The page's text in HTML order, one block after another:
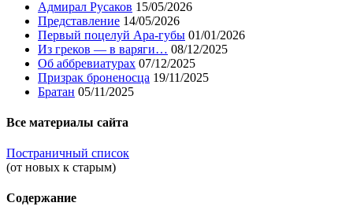
Адмирал Русаков 15/05/2026
Представление 14/05/2026
Первый поцелуй Ара-губы 01/01/2026
Из греков — в варяги… 08/12/2025
Об аббревиатурах 07/12/2025
Призрак броненосца 19/11/2025
Братан 05/11/2025
Все материалы сайта
Постраничный список
(от новых к старым)
Содержание